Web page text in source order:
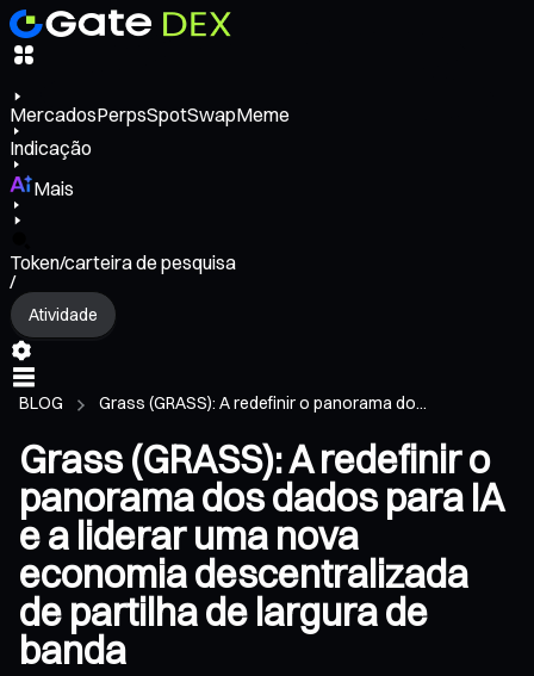
MercadosPerpsSpotSwapMeme
Indicação
Mais
Token/carteira de pesquisa
/
Atividade
BLOG Grass (GRASS): A redefinir o panorama do...
Grass (GRASS): A redefinir o
panorama dos dados para IA
e a liderar uma nova
economia descentralizada
de partilha de largura de
banda